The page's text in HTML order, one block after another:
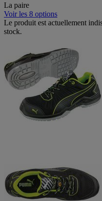
La paire
Voir les 8 options
Le produit est actuellement
stock.